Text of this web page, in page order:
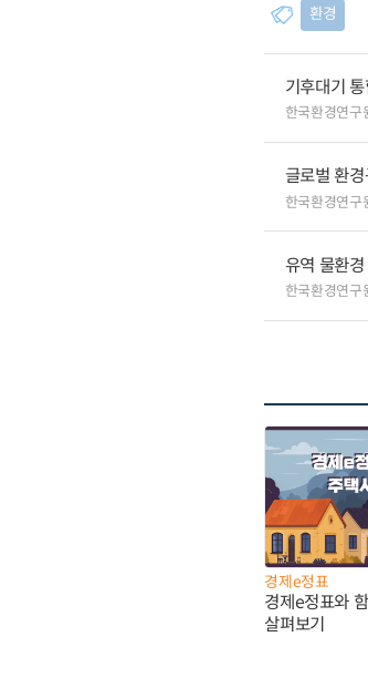
환경
기후대기
한국환경연구
글로벌 환
한국환경연구
유역 물환
한국환경연구
경제e정표
경제e정표와
살펴보기